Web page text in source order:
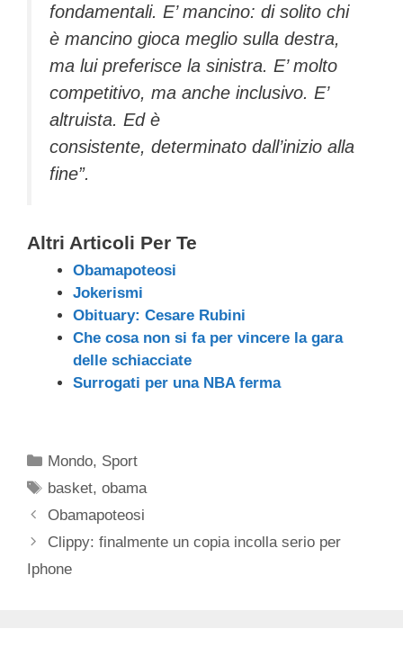
fondamentali. E’ mancino: di solito chi
è mancino gioca meglio sulla destra,
ma lui preferisce la sinistra. E’ molto
competitivo, ma anche inclusivo. E’
altruista. Ed è
consistente, determinato dall’inizio alla
fine”.
Altri Articoli Per Te
Obamapoteosi
Jokerismi
Obituary: Cesare Rubini
Che cosa non si fa per vincere la gara
delle schiacciate
Surrogati per una NBA ferma
Categorie
Mondo, Sport
Tag
basket,obama
Obamapoteosi
Clippy: finalmente un copia incolla serio per
Iphone